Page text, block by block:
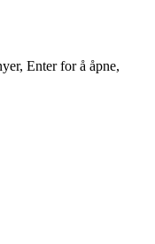
Enter for å åpne,